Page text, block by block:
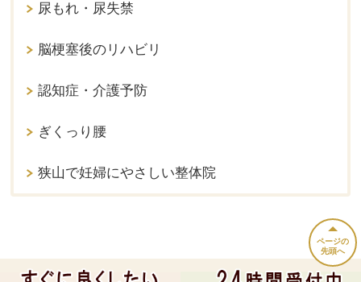
尿もれ・尿失禁
脳梗塞後のリハビリ
認知症・介護予防
ぎくっり腰
狭山で妊婦にやさしい整体院
ページの
先頭へ